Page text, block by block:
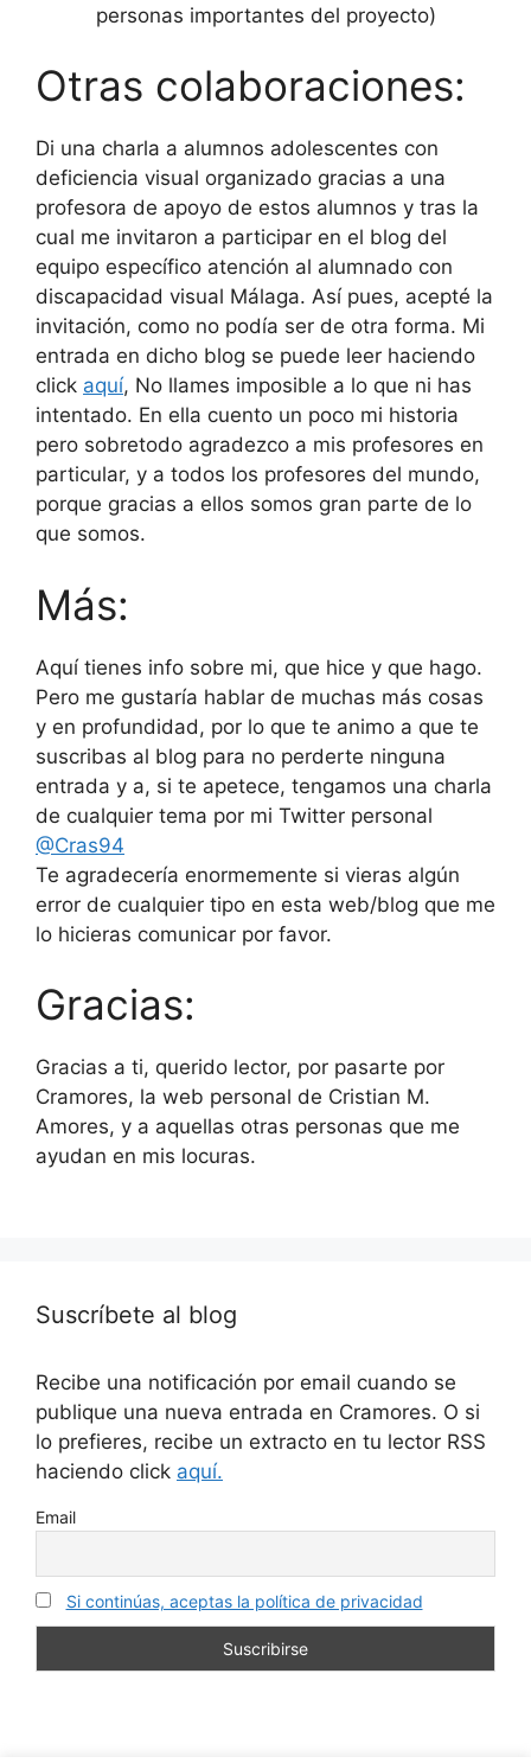
personas importantes del proyecto)
Otras colaboraciones:
Di una charla a alumnos adolescentes con
deficiencia visual organizado gracias a una
profesora de apoyo de estos alumnos y tras la
cual me invitaron a participar en el blog del
equipo específico atención al alumnado con
discapacidad visual Málaga. Así pues, acepté la
invitación, como no podía ser de otra forma. Mi
entrada en dicho blog se puede leer haciendo
click aquí, No llames imposible a lo que ni has
intentado. En ella cuento un poco mi historia
pero sobretodo agradezco a mis profesores en
particular, y a todos los profesores del mundo,
porque gracias a ellos somos gran parte de lo
que somos.
Más:
Aquí tienes info sobre mi, que hice y que hago.
Pero me gustaría hablar de muchas más cosas
y en profundidad, por lo que te animo a que te
suscribas al blog para no perderte ninguna
entrada y a, si te apetece, tengamos una charla
de cualquier tema por mi Twitter personal
@Cras94
Te agradecería enormemente si vieras algún
error de cualquier tipo en esta web/blog que me
lo hicieras comunicar por favor.
Gracias:
Gracias a ti, querido lector, por pasarte por
Cramores, la web personal de Cristian M.
Amores, y a aquellas otras personas que me
ayudan en mis locuras.
Suscríbete al blog
Recibe una notificación por email cuando se
publique una nueva entrada en Cramores. O si
lo prefieres, recibe un extracto en tu lector RSS
haciendo click aquí.
Email
Si continúas, aceptas la política de privacidad